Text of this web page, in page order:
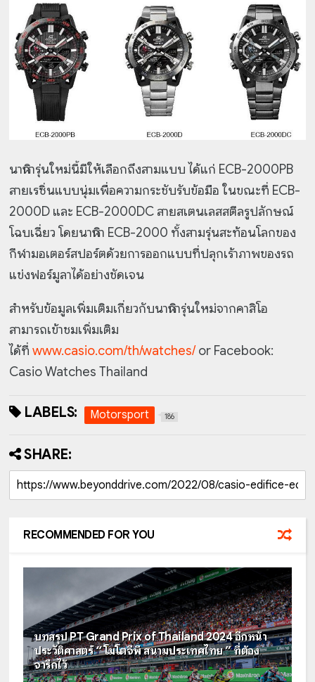
นาฬิการุ่นใหม่นี้มีให้เลือกถึงสามแบบ ได้แก่ ECB-2000PB
สายเรซิ่นแบบนุ่มเพื่อความกระชับรับข้อมือ ในขณะที่ ECB-
2000D และ ECB-2000DC สายสเตนเลสสตีลรูปลักษณ์
โฉบเฉี่ยว โดยนาฬิกา ECB-2000 ทั้งสามรุ่นสะท้อนโลกของ
กีฬามอเตอร์สปอร์ตด้วยการออกแบบที่ปลุกเร้าภาพของรถ
แข่งฟอร์มูลาได้อย่างชัดเจน
สำหรับข้อมูลเพิ่มเติมเกี่ยวกับนาฬิการุ่นใหม่จากคาสิโอ
สามารถเข้าชมเพิ่มเติม
ได้ที่www.casio.com/th/watches/or Facebook:
Casio Watches Thailand
LABELS: Motorsport 186
SHARE:
RECOMMENDED FOR YOU
บทสรุป PT Grand Prix of Thailand 2024 อีกหน้า
ประวัติศาสตร์ “ โมโตจีพี สนามประเทศไทย ” ที่ต้อง
จารึกไว้